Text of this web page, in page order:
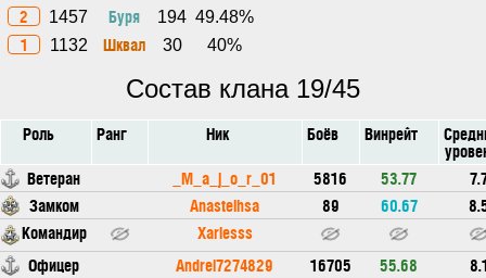
2 1457 Буря 194 49.48%
1 1132 Шквал 30 40%
Состав клана 19/45
Роль Ранг Ник Боёв Винрейт
Ветеран
_M_a_j_o_r_01 5816 53.77
Замком
Anasteihsa 89 60.67
Командир
Xarlesss
Офицер
Andrei7274829 16705 55.68